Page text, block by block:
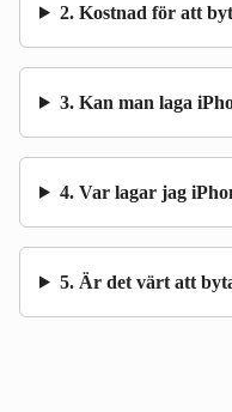
2. Kostnad för att
3. Kan man laga
4. Var lagar jag
5. Är det värt att